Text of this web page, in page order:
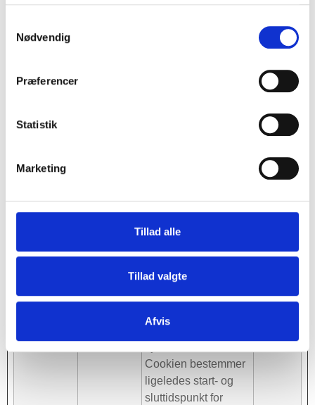
Nødvendig
Præferencer
Statistik
Marketing
Tillad alle
Tillad valgte
Afvis
ne_offset
internt til at optimere
16 dage
bestemme, hvor
mange gange en
Cookien bestemmer
ligeledes start- og
sluttidspunkt for